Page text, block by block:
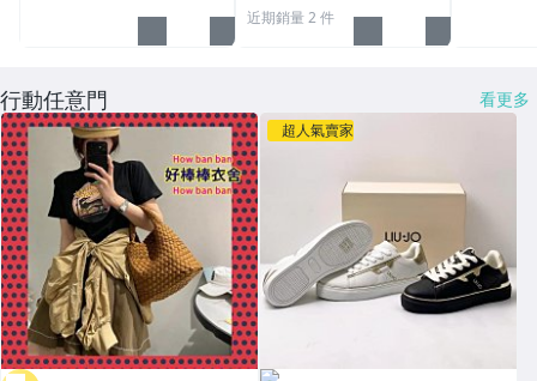
近期銷量 2 件
行動任意門 看更多
超人氣賣家